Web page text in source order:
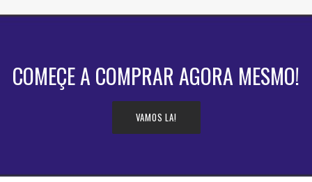
COMEÇE A COMPRAR AGORA MESMO!
VAMOS LA!